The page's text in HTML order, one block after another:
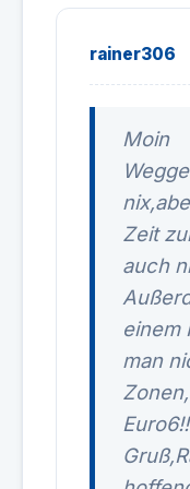
rainer306
Moin
Zeit
auch
einem
man
Euro6!!